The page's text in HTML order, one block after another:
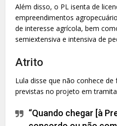
Além disso, o PL isenta de
empreendimentos
de interesse agrícola, bem
semiextensiva e intensiva de
Atrito
Lula disse que não conhece
previstas no projeto em
“Quando chegar [à